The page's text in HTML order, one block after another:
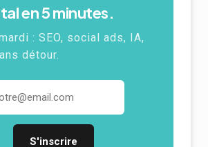
en 5 minutes.
: SEO, social ads, IA,
détour.